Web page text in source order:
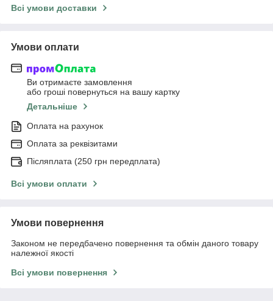
Всі умови доставки
Умови оплати
Ви отримаєте замовлення
або гроші повернуться на вашу картку
Детальніше
Оплата на рахунок
Оплата за реквізитами
Післяплата (250 грн передплата)
Всі умови оплати
Умови повернення
Законом не передбачено повернення та обмін даного товару
належної якості
Всі умови повернення